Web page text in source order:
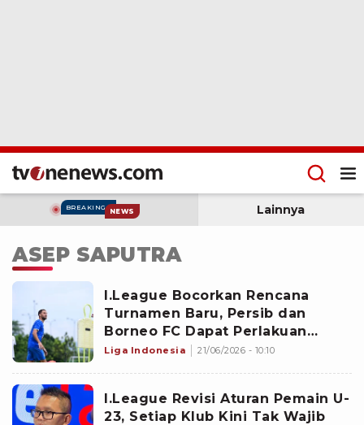
BREAKING NEWS Lainnya
ASEP SAPUTRA
I.League Bocorkan Rencana
Turnamen Baru, Persib dan
Borneo FC Dapat Perlakuan
Khusus
Liga Indonesia 21/06/2026 - 10:10
I.League Revisi Aturan Pemain U-
23, Setiap Klub Kini Tak Wajib